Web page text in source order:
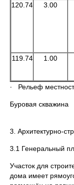
120.74 3.00
119.74 1.00
· Рельеф
Буровая скважина
3. Архитектурно-
3.1 Генеральный
Участок для
дома имеет